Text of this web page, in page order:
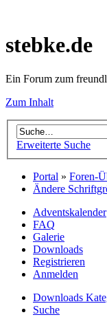
stebke.de
Ein Forum zum
Zum Inhalt
Erweiterte Suche
Portal » Foren-
Ändere
Adventskalender
FAQ
Galerie
Downloads
Registrieren
Anmelden
Downloads
Suche